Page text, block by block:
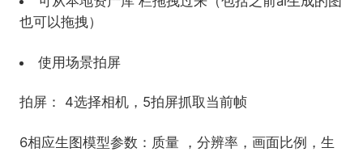
也可以拖拽）
使用场景拍屏
拍屏： 4选择相机，5拍屏抓取当前帧
6相应生图模型参数：质量 ，分辨率，画面比例，生